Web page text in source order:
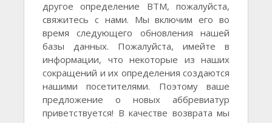
другое определение BTM, пожалуйста,
свяжитесь с нами. Мы включим его во
время следующего обновления нашей
базы данных. Пожалуйста, имейте в
информации, что некоторые из наших
сокращений и их определения создаются
нашими посетителями. Поэтому ваше
предложение о новых аббревиатур
приветствуется! В качестве возврата мы